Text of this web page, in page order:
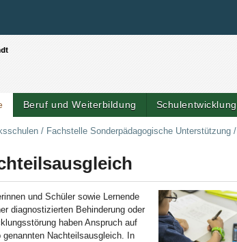
Beruf und Weiterbildung Schulentwicklung
/ Fachstelle Sonderpädagogische Unterstützung /
und Schüler sowie Lernende
diagnostizierten Behinderung oder
haben Anspruch auf
genannten Nachteilsausgleich. In